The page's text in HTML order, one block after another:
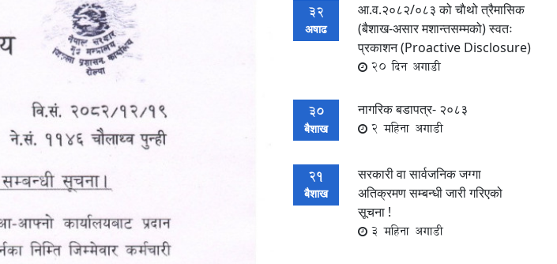
32
अषाढ
आ.व.२०८२/०८३ को चाैथो त्रैमासिक
(बैशाख-असार मशान्तसम्मको) स्वतः
प्रकाशन (Proactive Disclosure)
20 दिन अगाडी
30
बैशाख
नागरिक बडापत्र- २०८३
2 महिना अगाडी
21
बैशाख
सरकारी वा सार्वजनिक जग्गा
अतिक्रमण सम्बन्धी जारी गरिएको
सूचना !
3 महिना अगाडी